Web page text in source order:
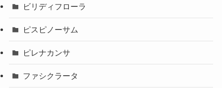
ビリディフローラ
ピスピノーサム
ピレナカンサ
ファシクラータ